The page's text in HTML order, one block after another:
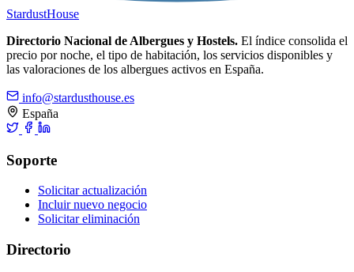
StardustHouse
Directorio Nacional de Albergues y Hostels. El índice consolida el
precio por noche, el tipo de habitación, los servicios disponibles y
las valoraciones de los albergues activos en España.
info@stardusthouse.es
España
Soporte
Solicitar actualización
Incluir nuevo negocio
Solicitar eliminación
Directorio